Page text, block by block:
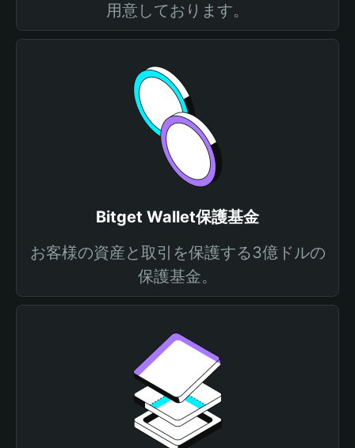
用意しております。
Bitget Wallet保護基金
お客様の資産と取引を保護する3億ドルの
保護基金。